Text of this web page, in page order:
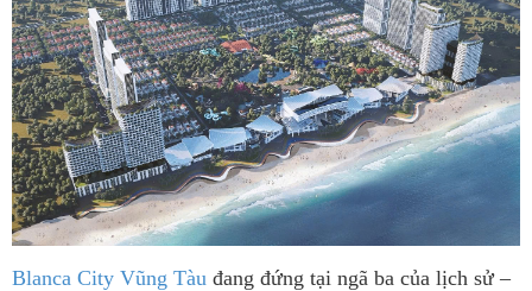
Blanca City Vũng Tàu đang đứng tại ngã ba của lịch sử –